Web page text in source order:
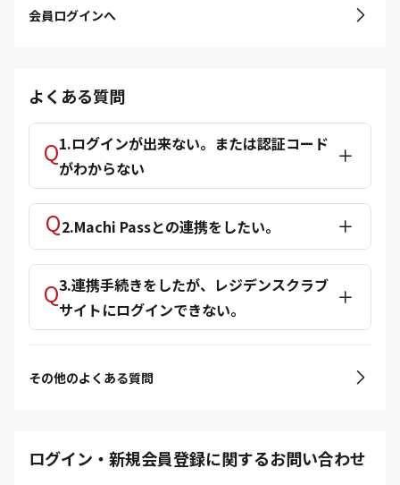
会員ログインへ
よくある質問
1.ログインが出来ない。または認証コード
がわからない
2.Machi Passとの連携をしたい。
3.連携手続きをしたが、レジデンスクラブ
サイトにログインできない。
その他のよくある質問
ログイン・新規会員登録に関するお問い合わせ